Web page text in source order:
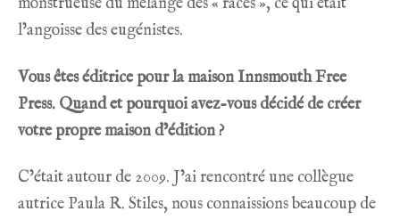
monstrueuse du mélange des « races », ce qui était
l’angoisse des eugénistes.
Vous êtes éditrice pour la maisonInnsmouth Free
Press. Quand et pourquoi avez-vous décidé de créer
votre propre maison d’édition ?
C’était autour de 2009. J’ai rencontré une collègue
autrice Paula R. Stiles, nous connaissions beaucoup de